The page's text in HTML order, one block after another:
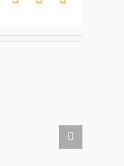
Vuurwerkangst